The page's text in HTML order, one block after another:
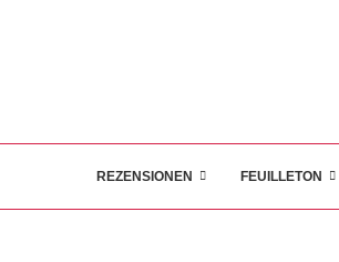
REZENSIONEN FEUILLETON